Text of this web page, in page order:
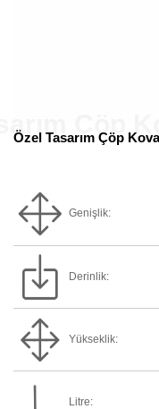
Özel Tasarım Çöp
Genişlik:
Derinlik:
Yükseklik:
Litre: